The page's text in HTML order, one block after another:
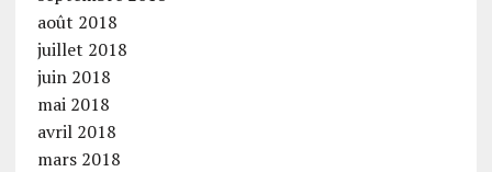
août 2018
juillet 2018
juin 2018
mai 2018
avril 2018
mars 2018